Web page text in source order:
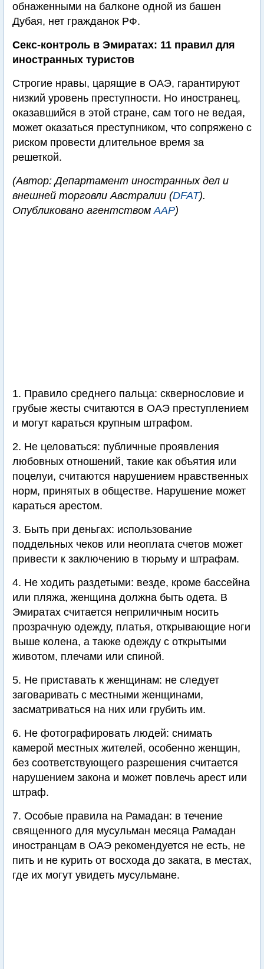
обнаженными на балконе одной из башен
Дубая, нет гражданок РФ.
Секс-контроль в Эмиратах: 11 правил для
иностранных туристов
Строгие нравы, царящие в ОАЭ, гарантируют
низкий уровень преступности. Но иностранец,
оказавшийся в этой стране, сам того не ведая,
может оказаться преступником, что сопряжено с
риском провести длительное время за
решеткой.
(Автор: Департамент иностранных дел и
внешней торговли Австралии (DFAT).
Опубликовано агентствомAAP)
1. Правило среднего пальца: сквернословие и
грубые жесты считаются в ОАЭ преступлением
и могут караться крупным штрафом.
2. Не целоваться: публичные проявления
любовных отношений, такие как объятия или
поцелуи, считаются нарушением нравственных
норм, принятых в обществе. Нарушение может
караться арестом.
3. Быть при деньгах: использование
поддельных чеков или неоплата счетов может
привести к заключению в тюрьму и штрафам.
4. Не ходить раздетыми: везде, кроме бассейна
или пляжа, женщина должна быть одета. В
Эмиратах считается неприличным носить
прозрачную одежду, платья, открывающие ноги
выше колена, а также одежду с открытыми
животом, плечами или спиной.
5. Не приставать к женщинам: не следует
заговаривать с местными женщинами,
засматриваться на них или грубить им.
6. Не фотографировать людей: снимать
камерой местных жителей, особенно женщин,
без соответствующего разрешения считается
нарушением закона и может повлечь арест или
штраф.
7. Особые правила на Рамадан: в течение
священного для мусульман месяца Рамадан
иностранцам в ОАЭ рекомендуется не есть, не
пить и не курить от восхода до заката, в местах,
где их могут увидеть мусульмане.